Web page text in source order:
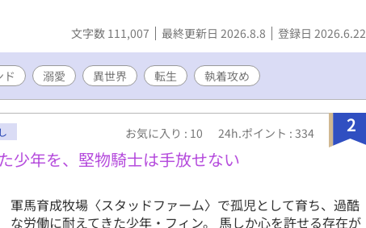
文字数 111,007 最終更新日 2026.8.8 登録日 2026.6.22
ド 溺愛 異世界 転生 執着攻め
2
お気に入り : 10 24h.ポイント : 334
少年を、堅物騎士は手放せない
軍馬育成牧場〈スタッドファーム〉で孤児として育ち、過酷
な労働に耐えてきた少年・フィン。 馬しか心を許せる存在が